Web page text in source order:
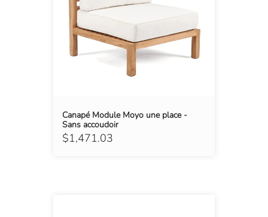
$1,471.03
Canapé Module Moyo une place -
Sans accoudoir